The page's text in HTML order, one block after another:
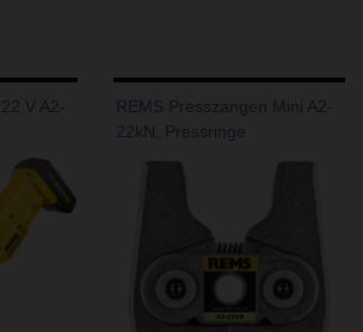
V A2-
REMS Presszangen Mini A2-
22kN, Pressringe